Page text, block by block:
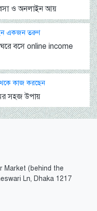
ও অনলাইন আয়
ঘরে বসে online income
সহজ উপায়
Market (behind the
Ln, Dhaka 1217